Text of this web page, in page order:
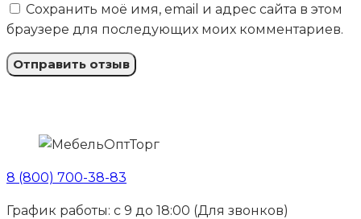
Сохранить моё имя, email и адрес сайта в этом
браузере для последующих моих комментариев.
8 (800) 700-38-83
График работы: с 9 до 18:00 (Для звонков)